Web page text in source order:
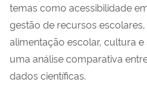
temas como acessibilidade
gestão de recursos
alimentação escolar, cultura
uma análise comparativa
dados científicas.